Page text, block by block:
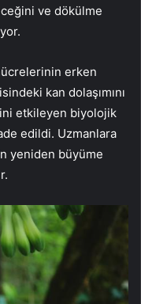
ve dökülme
erken
kan dolaşımını
etkileyen biyolojik
edildi. Uzmanlara
yeniden büyüme